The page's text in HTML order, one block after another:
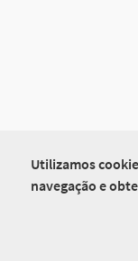
Utilizamos
navegação e